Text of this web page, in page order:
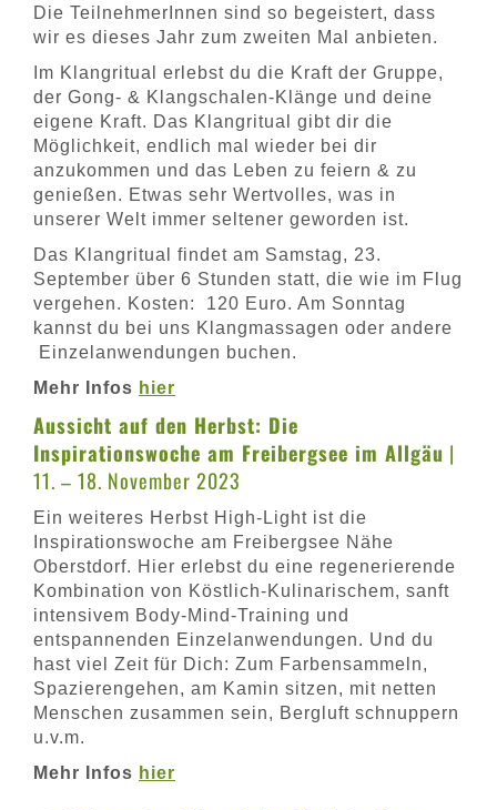
Die TeilnehmerInnen sind so begeistert, dass
wir es dieses Jahr zum zweiten Mal anbieten.
Im Klangritual erlebst du die Kraft der Gruppe,
der Gong- & Klangschalen-Klänge und deine
eigene Kraft. Das Klangritual gibt dir die
Möglichkeit, endlich mal wieder bei dir
anzukommen und das Leben zu feiern & zu
genießen. Etwas sehr Wertvolles, was in
unserer Welt immer seltener geworden ist.
Das Klangritual findet am Samstag, 23.
September über 6 Stunden statt, die wie im Flug
vergehen. Kosten: 120 Euro. Am Sonntag
kannst du bei uns Klangmassagen oder andere
Einzelanwendungen buchen.
Mehr Infos hier
Aussicht auf den Herbst: Die
Inspirationswoche am Freibergsee im Allgäu |
11. – 18. November 2023
Ein weiteres Herbst High-Light ist die
Inspirationswoche am Freibergsee Nähe
Oberstdorf. Hier erlebst du eine regenerierende
Kombination von Köstlich-Kulinarischem, sanft
intensivem Body-Mind-Training und
entspannenden Einzelanwendungen. Und du
hast viel Zeit für Dich: Zum Farbensammeln,
Spazierengehen, am Kamin sitzen, mit netten
Menschen zusammen sein, Bergluft schnuppern
u.v.m.
Mehr Infos hier